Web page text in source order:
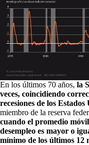
En los últimos 70 años, la
veces, coincidiendo
recesiones de los Estados
miembro de la reserva
cuando el promedio móvil
desempleo es mayor o
mínimo de los últimos 12